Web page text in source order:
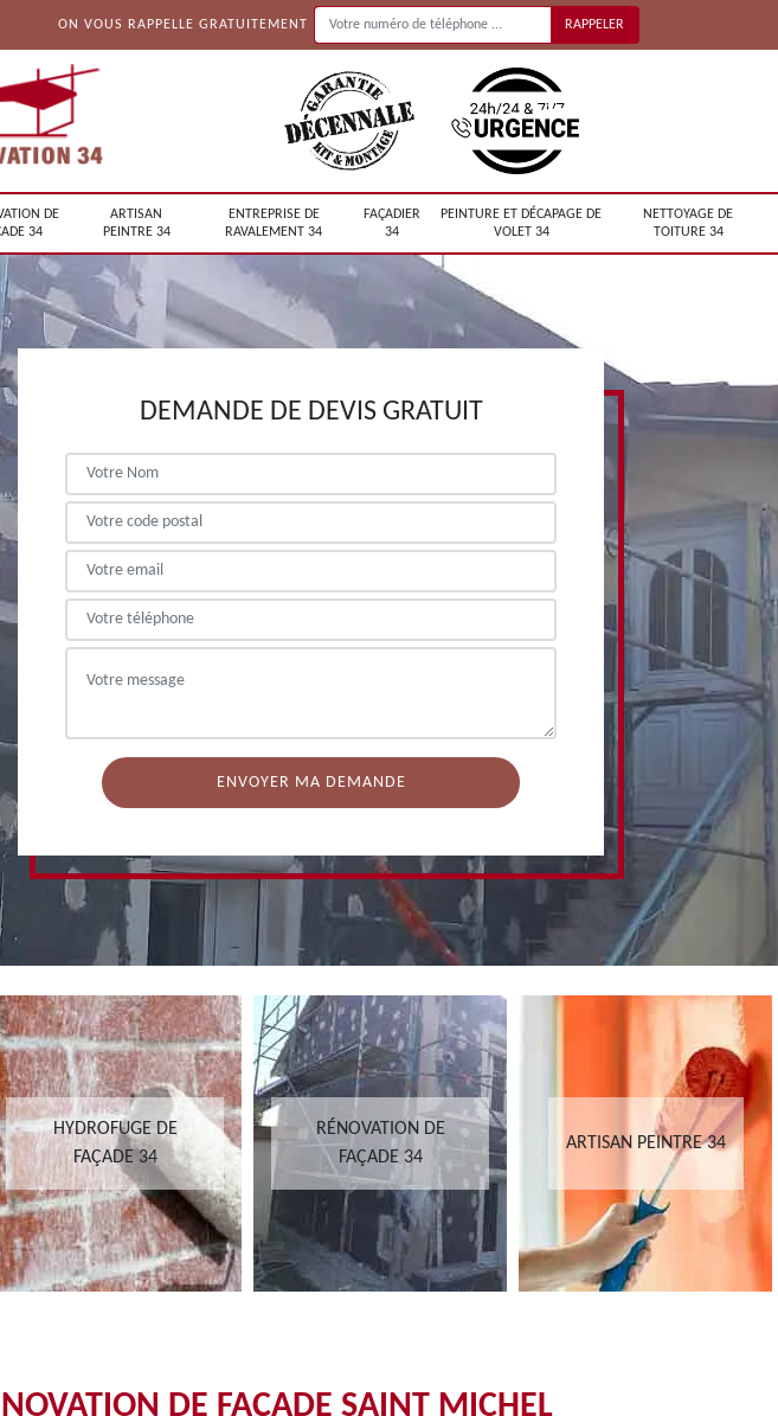
ON VOUS RAPPELLE GRATUITEMENT
DE
34
ARTISAN
PEINTRE 34
ENTREPRISE DE
RAVALEMENT 34
FAÇADIER
34
PEINTURE ET DÉCAPAGE DE
VOLET 34
NETTOYAGE DE
TOITURE 34
DEMANDE DE DEVIS GRATUIT
HYDROFUGE DE
FAÇADE 34
RÉNOVATION DE
FAÇADE 34
ARTISAN PEINTRE 34
DE FAÇADE SAINT MICHEL